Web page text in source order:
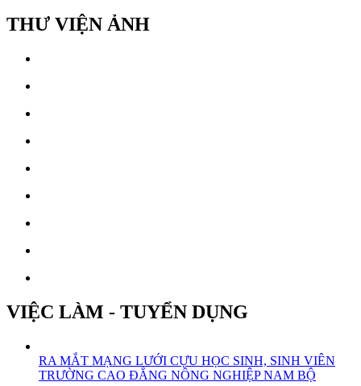
THƯ VIỆN ẢNH
VIỆC LÀM - TUYỂN DỤNG
RA MẮT MẠNG LƯỚI CỰU HỌC SINH, SINH VIÊN
TRƯỜNG CAO ĐẲNG NÔNG NGHIỆP NAM BỘ